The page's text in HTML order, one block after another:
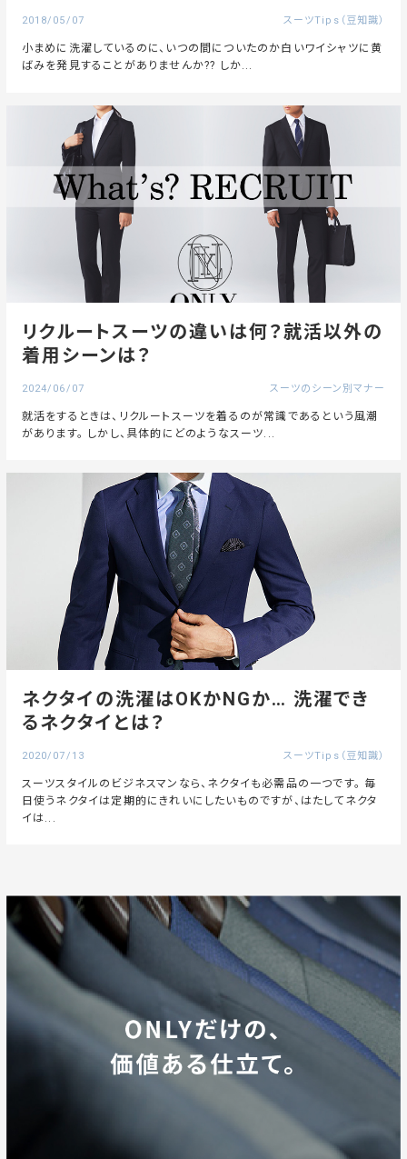
2018/05/07 スーツTips（豆知識）
小まめに洗濯しているのに、いつの間についたのか白いワイシャツに黄
ばみを発見することがありませんか?? しか...
リクルートスーツの違いは何？就活以外の
着用シーンは？
2024/06/07 スーツのシーン別マナー
就活をするときは、リクルートスーツを着るのが常識であるという風潮
があります。 しかし、具体的にどのようなスーツ...
ネクタイの洗濯はOKかNGか… 洗濯でき
るネクタイとは？
2020/07/13 スーツTips（豆知識）
スーツスタイルのビジネスマンなら、ネクタイも必需品の一つです。 毎
日使うネクタイは定期的にきれいにしたいものですが、はたしてネクタ
イは...